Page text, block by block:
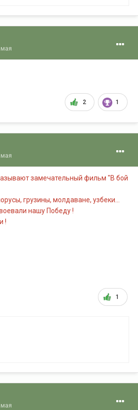
мая
2 1
мая
замечательный фильм "В бой
грузины, молдаване, узбеки...
нашу Победу !
!
1
мая